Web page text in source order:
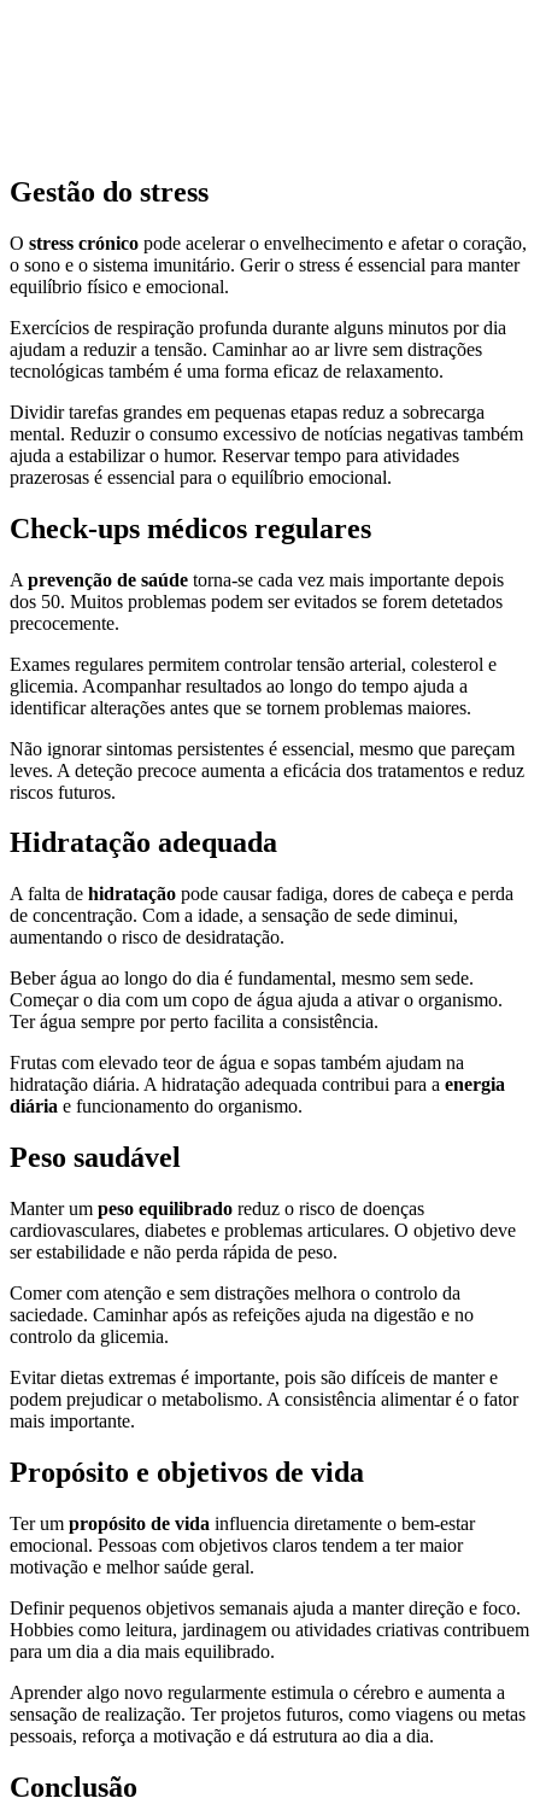
Gestão do stress
O stress crónico pode acelerar o envelhecimento e afetar o coração,
o sono e o sistema imunitário. Gerir o stress é essencial para manter
equilíbrio físico e emocional.
Exercícios de respiração profunda durante alguns minutos por dia
ajudam a reduzir a tensão. Caminhar ao ar livre sem distrações
tecnológicas também é uma forma eficaz de relaxamento.
Dividir tarefas grandes em pequenas etapas reduz a sobrecarga
mental. Reduzir o consumo excessivo de notícias negativas também
ajuda a estabilizar o humor. Reservar tempo para atividades
prazerosas é essencial para o equilíbrio emocional.
Check-ups médicos regulares
A prevenção de saúde torna-se cada vez mais importante depois
dos 50. Muitos problemas podem ser evitados se forem detetados
precocemente.
Exames regulares permitem controlar tensão arterial, colesterol e
glicemia. Acompanhar resultados ao longo do tempo ajuda a
identificar alterações antes que se tornem problemas maiores.
Não ignorar sintomas persistentes é essencial, mesmo que pareçam
leves. A deteção precoce aumenta a eficácia dos tratamentos e reduz
riscos futuros.
Hidratação adequada
A falta de hidratação pode causar fadiga, dores de cabeça e perda
de concentração. Com a idade, a sensação de sede diminui,
aumentando o risco de desidratação.
Beber água ao longo do dia é fundamental, mesmo sem sede.
Começar o dia com um copo de água ajuda a ativar o organismo.
Ter água sempre por perto facilita a consistência.
Frutas com elevado teor de água e sopas também ajudam na
hidratação diária. A hidratação adequada contribui para a energia
diária e funcionamento do organismo.
Peso saudável
Manter um peso equilibrado reduz o risco de doenças
cardiovasculares, diabetes e problemas articulares. O objetivo deve
ser estabilidade e não perda rápida de peso.
Comer com atenção e sem distrações melhora o controlo da
saciedade. Caminhar após as refeições ajuda na digestão e no
controlo da glicemia.
Evitar dietas extremas é importante, pois são difíceis de manter e
podem prejudicar o metabolismo. A consistência alimentar é o fator
mais importante.
Propósito e objetivos de vida
Ter um propósito de vida influencia diretamente o bem-estar
emocional. Pessoas com objetivos claros tendem a ter maior
motivação e melhor saúde geral.
Definir pequenos objetivos semanais ajuda a manter direção e foco.
Hobbies como leitura, jardinagem ou atividades criativas contribuem
para um dia a dia mais equilibrado.
Aprender algo novo regularmente estimula o cérebro e aumenta a
sensação de realização. Ter projetos futuros, como viagens ou metas
pessoais, reforça a motivação e dá estrutura ao dia a dia.
Conclusão